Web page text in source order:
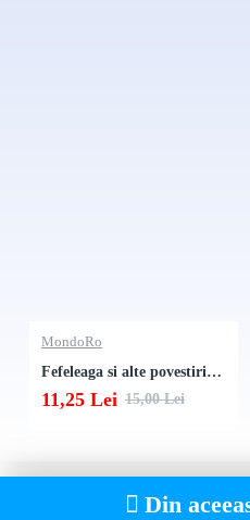
MondoRo
Fefeleaga si alte povestiri fantastice
11,25 Lei 15,00 Lei
Din